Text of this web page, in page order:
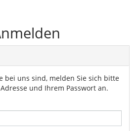
bei uns sind, melden Sie sich bitte
und Ihrem Passwort an.